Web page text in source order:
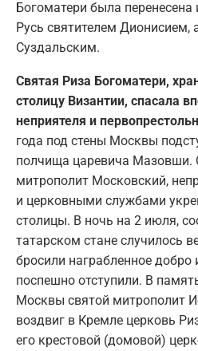
Богоматери была перенесена
Русь святителем Дионисием,
Суздальским.
Святая Риза Богоматери,
столицу Византии, спасала
неприятеля и
года под стены Москвы
полчища царевича Мазовши.
митрополит Московский,
и церковными службами
столицы. В ночь на 2 июля,
татарском стане случилось
бросили награбленное добро
поспешно отступили. В
Москвы святой митрополит
воздвиг в Кремле церковь
его крестовой (домовой)